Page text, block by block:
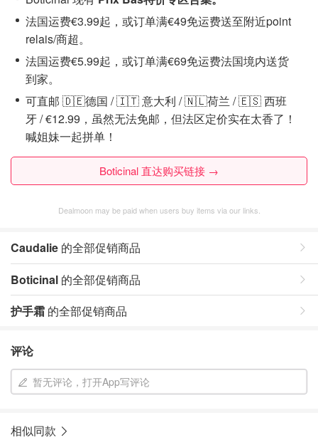
法国运费€3.99起，或订单满€49免运费送至附近point
relais/商超。
法国运费€5.99起，或订单满€69免运费法国境内送货
到家。
可直邮 🇩🇪德国 / 🇮🇹 意大利 / 🇳🇱荷兰 / 🇪🇸 西班
牙 / €12.99，虽然无法免邮，但法区定价实在太香了！
喊姐妹一起拼单！
Boticinal 直达购买链接 →
Dealmoon may be paid when users buy items via our links.
Caudalie 的全部促销商品
Boticinal 的全部促销商品
护手霜 的全部促销商品
评论
暂无评论，打开App写评论
相似同款